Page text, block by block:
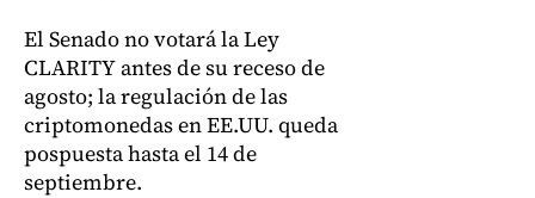
El Senado no votará la Ley
CLARITY antes de su receso de
agosto; la regulación de las
criptomonedas en EE.UU. queda
pospuesta hasta el 14 de
septiembre.